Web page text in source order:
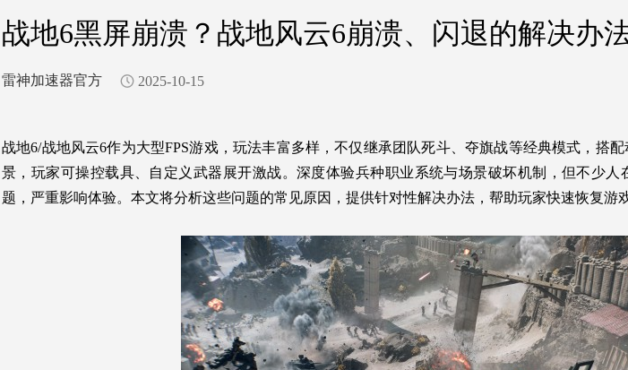
战地6黑屏崩溃？战地风云6崩溃、闪退的解决办
雷神加速器官方 2025-10-15
战地6/战地风云6作为大型FPS游戏，玩法丰富多样，不仅继承团队死斗、夺旗战等经典模式，搭
景，玩家可操控载具、自定义武器展开激战。深度体验兵种职业系统与场景破坏机制，但不少人
题，严重影响体验。本文将分析这些问题的常见原因，提供针对性解决办法，帮助玩家快速恢复游戏